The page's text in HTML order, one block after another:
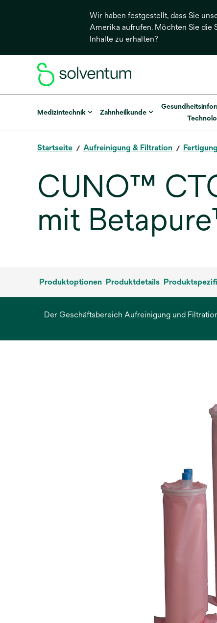
Wir haben festgestellt, dass Sie
Amerika aufrufen. Möchten Sie die
Inhalte zu erhalten?
Medizintechnik Zahnheilkunde
Startseite Aufreinigung & Filtration Fertigung
CUNO™
mit
Produktoptionen Produktdetails
Der Geschäftsbereich Aufreinigung und